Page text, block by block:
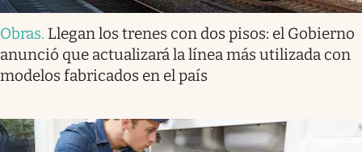
Obras. Llegan los trenes con dos pisos: el Gobierno
anunció que actualizará la línea más utilizada con
modelos fabricados en el país